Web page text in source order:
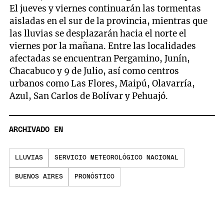
El jueves y viernes continuarán las tormentas
aisladas en el sur de la provincia, mientras que
las lluvias se desplazarán hacia el norte el
viernes por la mañana. Entre las localidades
afectadas se encuentran Pergamino, Junín,
Chacabuco y 9 de Julio, así como centros
urbanos como Las Flores, Maipú, Olavarría,
Azul, San Carlos de Bolívar y Pehuajó.
ARCHIVADO EN
LLUVIAS SERVICIO METEOROLÓGICO NACIONAL
BUENOS AIRES PRONÓSTICO